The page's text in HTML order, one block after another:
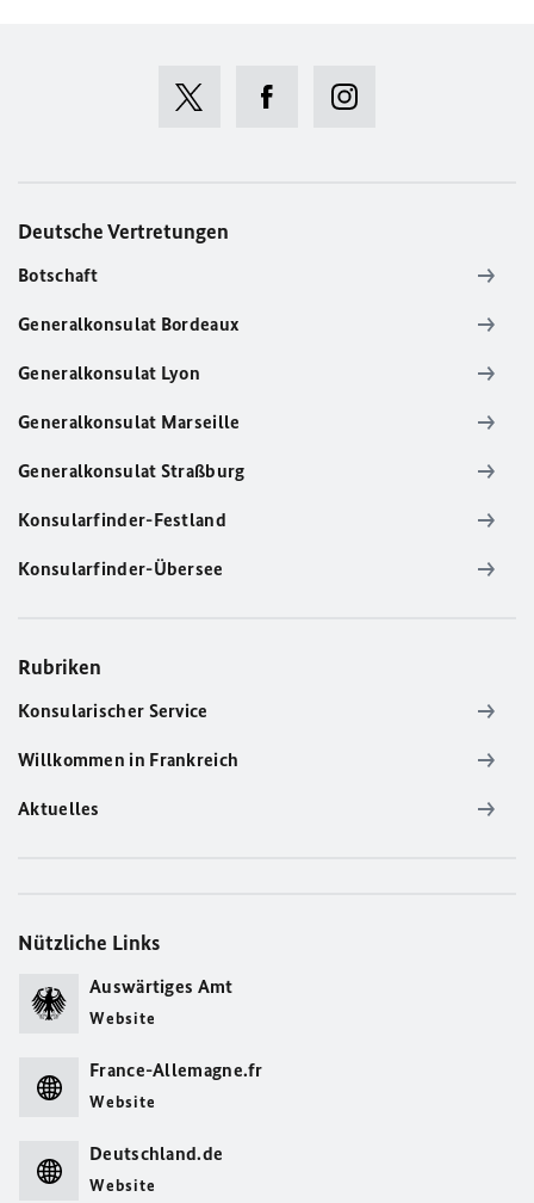
Deutsche Vertretungen
Botschaft
Generalkonsulat Bordeaux
Generalkonsulat Lyon
Generalkonsulat Marseille
Generalkonsulat Straßburg
Konsularfinder-Festland
Konsularfinder-Übersee
Rubriken
Konsularischer Service
Willkommen in Frankreich
Aktuelles
Nützliche Links
Auswärtiges Amt
Website
France-Allemagne.fr
Website
Deutschland.de
Website